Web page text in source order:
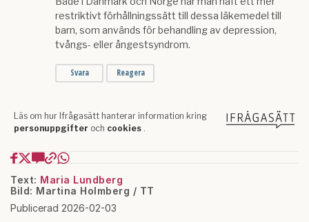
Text: Maria Lundberg
Bild: Martina Holmberg / TT
Publicerad 2026-02-03